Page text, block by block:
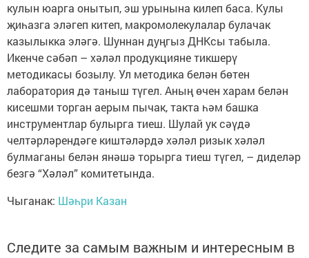
кулын юарга онытып, эш урынына килеп баса. Кулы
җиһазга эләгеп китеп, макромолекулалар булачак
казылыкка эләгә. Шуннан дуңгыз ДНКсы табыла.
Икенче сәбәп – хәләл продукцияне тикшерү
методикасы бозылу. Ул методика белән бөтен
лаборатория дә таныш түгел. Аның өчен харам белән
кисешми торган аерым пычак, такта һәм башка
инструментлар булырга тиеш. Шулай ук сәүдә
челтәрләрендәге киштәләрдә хәләл ризык хәләл
булмаганы белән янәшә торырга тиеш түгел, – диделәр
безгә “Хәләл” комитетында.
Чыганак: Шәһри Казан
Следите за самым важным и интересным в